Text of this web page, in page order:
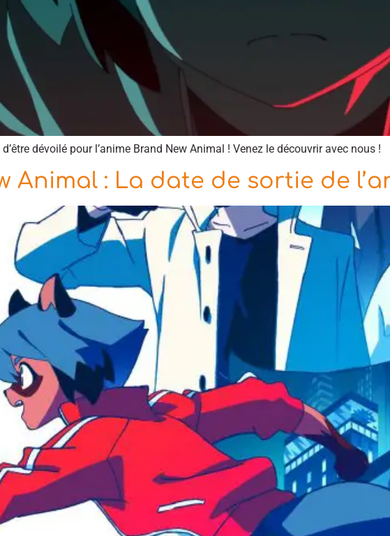
dévoilé pour l’anime Brand New Animal ! Venez le découvrir avec nous !
Animal : La date de sortie de